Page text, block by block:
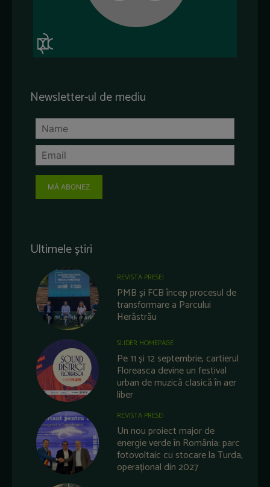
Newsletter-ul de mediu
MĂ ABONEZ
Ultimele știri
REVISTA PRESEI
PMB și FCB încep procesul de
transformare a Parcului
Herăstrău
SLIDER HOMEPAGE
Pe 11 și 12 septembrie, cartierul
Floreasca devine un festival
urban de muzică clasică în aer
liber
REVISTA PRESEI
Un nou proiect major de
energie verde în România: parc
fotovoltaic cu stocare la Turda,
operațional din 2027